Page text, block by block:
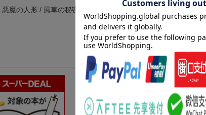
魔の人形 / 風車の秘密 / レオパルドマン 豹男 / オペラの怪人